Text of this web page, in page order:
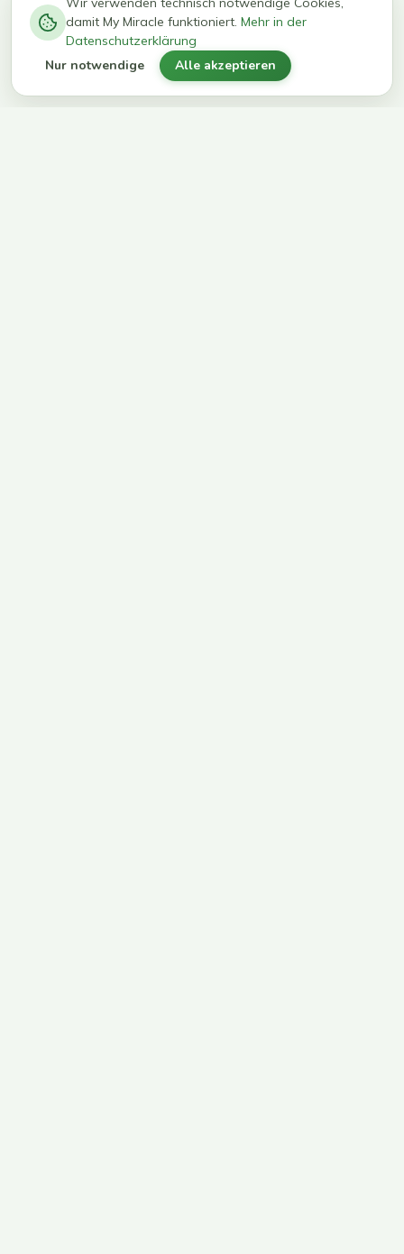
kg in 12
Wochen
erreichen
ihr Ziel
damit My Miracle funktioniert. Mehr in der
Datenschutzerklärung
Nur notwendige Alle akzeptieren